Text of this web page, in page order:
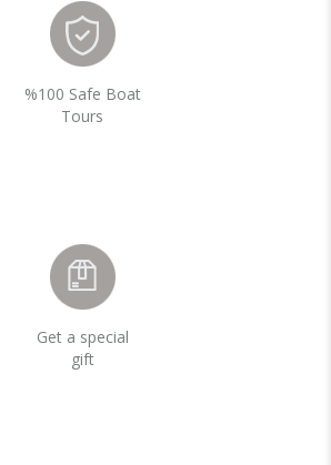
%100 Safe Boat
Tours
Get a special
gift